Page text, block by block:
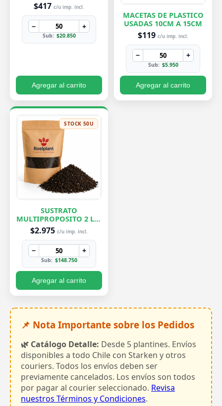
$417 c/u imp. incl.
− +
Sub: $20.850
Agregar al carrito
MACETAS DE PLASTICO
USADAS 10CM A 15CM
$119 c/u imp. incl.
− +
Sub: $5.950
Agregar al carrito
STOCK 50U
SUSTRATO
MULTIPROPOSITO 2 LTS
ROELPLANT
$2.975 c/u imp. incl.
− +
Sub: $148.750
Agregar al carrito
📌 Nota Importante sobre los Pedidos
🌿 Catálogo Detalle: Desde 5 plantines. Envíos
disponibles a todo Chile con Starken y otros
couriers. Todos los envíos deben ser
previamente cancelados. Los envíos son todos
por pagar al courier seleccionado. Revisa
nuestros Términos y Condiciones.